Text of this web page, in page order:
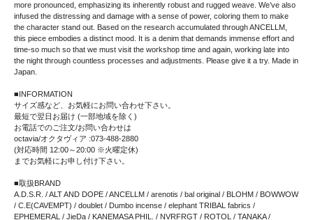
more pronounced, emphasizing its inherently robust and rugged weave. We’ve also
infused the distressing and damage with a sense of power, coloring them to make
the character stand out. Based on the research accumulated through ANCELLM,
this piece embodies a distinct mood. It is a denim that demands immense effort and
time-so much so that we must visit the workshop time and again, working late into
the night through countless processes and adjustments. Please give it a try. Made in
Japan.
■INFORMATION
サイズ感など、お気軽にお問い合わせ下さい。
最短で翌日お届け (一部地域を除く)
お電話でのご注文/お問い合わせは
octavia/オクタヴィア :073-488-2880
(対応時間 12:00～20:00 ※火曜定休)
までお気軽にお申し付け下さい。
■取扱BRAND
A.D.S.R. / ALT AND DOPE / ANCELLM / arenotis / bal original / BLOHM / BOWWOW
/ C.E(CAVEMPT) / doublet / Dumbo incense / elephant TRIBAL fabrics /
EPHEMERAL / JieDa / KANEMASA PHIL. / NVRFRGT / ROTOL / TANAKA /